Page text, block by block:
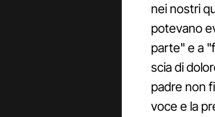
nei nostri
potevano
parte" e a
scia di
padre non
voce e la